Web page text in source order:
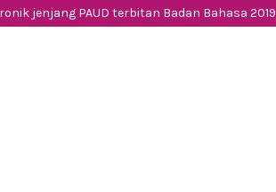
jenjang PAUD terbitan Badan Bahasa 2019